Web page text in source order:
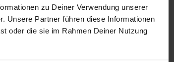
zu Deiner Verwendung unserer
Unsere Partner führen diese Informationen
oder die sie im Rahmen Deiner Nutzung